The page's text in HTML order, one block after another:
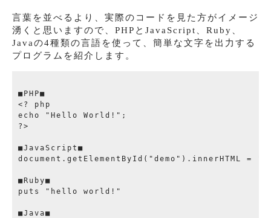
言葉を並べるより、実際のコードを見た方がイメージ
湧くと思いますので、PHPとJavaScript、Ruby、
Javaの4種類の言語を使って、簡単な文字を出力する
プログラムを紹介します。
■PHP■
<? php
echo "Hello World!";
?>
■JavaScript■
document.getElementById("demo").innerHTML =
■Ruby■
puts "hello world!"
■Java■